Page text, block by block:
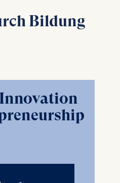
Bildung